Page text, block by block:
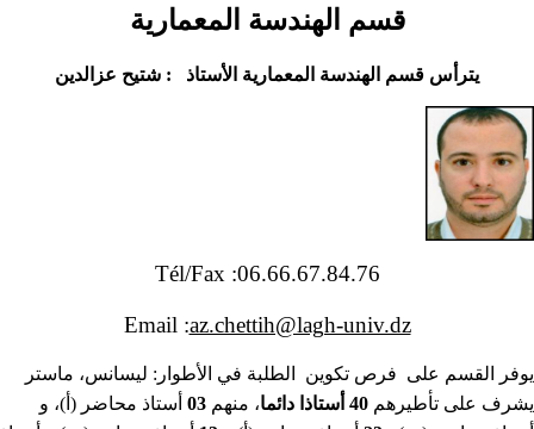
قسم الهندسة المعمارية
يترأس قسم الهندسة المعمارية الأستاذ : شتيح عزالدين
Tél/Fax :06.66.67.84.76
Email :az.chettih@lagh-univ.dz
يوفر القسم على فرص تكوين الطلبة في الأطوار: ليسانس، ماستر
يشرف على تأطيرهم 40 أستاذا دائما ، منهم 03 أستاذ محاضر (أ)، و